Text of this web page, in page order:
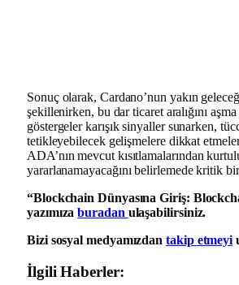
Sonuç olarak, Cardano’nun yakın
şekillenirken, bu dar ticaret aralığını
göstergeler karışık sinyaller sunarken,
tetikleyebilecek gelişmelere dikkat
ADA’nın mevcut kısıtlamalarından
yararlanamayacağını belirlemede kritik
“Blockchain Dünyasına Giriş:
yazımızaburadan ulaşabilirsiniz.
Bizi sosyal medyamızdantakip etmeyi
İlgili Haberler: